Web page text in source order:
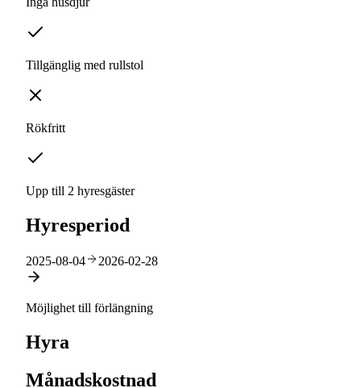
Tillgänglig med rullstol
Rökfritt
Upp till 2 hyresgäster
Hyresperiod
2025-08-04 2026-02-28
Möjlighet till förlängning
Hyra
Månadskostnad